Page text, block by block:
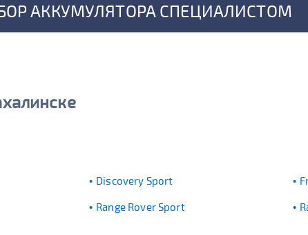
АККУМУЛЯТОРА СПЕЦИАЛИСТОМ
Discovery Sport
Range Rover Sport